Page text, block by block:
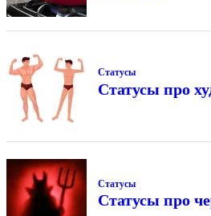
Статусы
Статусы про
Статусы
Статусы про